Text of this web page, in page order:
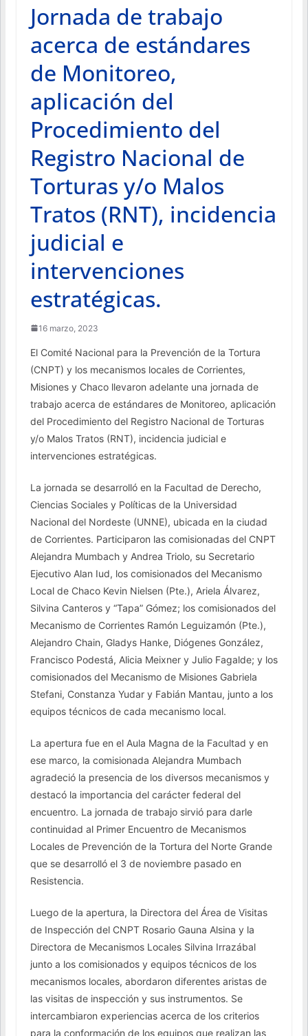
Jornada de trabajo
acerca de estándares
de Monitoreo,
aplicación del
Procedimiento del
Registro Nacional de
Torturas y/o Malos
Tratos (RNT), incidencia
judicial e
intervenciones
estratégicas.
16 marzo, 2023
El Comité Nacional para la Prevención de la Tortura
(CNPT) y los mecanismos locales de Corrientes,
Misiones y Chaco llevaron adelante una jornada de
trabajo acerca de estándares de Monitoreo, aplicación
del Procedimiento del Registro Nacional de Torturas
y/o Malos Tratos (RNT), incidencia judicial e
intervenciones estratégicas.
La jornada se desarrolló en la Facultad de Derecho,
Ciencias Sociales y Políticas de la Universidad
Nacional del Nordeste (UNNE), ubicada en la ciudad
de Corrientes. Participaron las comisionadas del CNPT
Alejandra Mumbach y Andrea Triolo, su Secretario
Ejecutivo Alan Iud, los comisionados del Mecanismo
Local de Chaco Kevin Nielsen (Pte.), Ariela Álvarez,
Silvina Canteros y “Tapa” Gómez; los comisionados del
Mecanismo de Corrientes Ramón Leguizamón (Pte.),
Alejandro Chain, Gladys Hanke, Diógenes González,
Francisco Podestá, Alicia Meixner y Julio Fagalde; y los
comisionados del Mecanismo de Misiones Gabriela
Stefani, Constanza Yudar y Fabián Mantau, junto a los
equipos técnicos de cada mecanismo local.
La apertura fue en el Aula Magna de la Facultad y en
ese marco, la comisionada Alejandra Mumbach
agradeció la presencia de los diversos mecanismos y
destacó la importancia del carácter federal del
encuentro. La jornada de trabajo sirvió para darle
continuidad al Primer Encuentro de Mecanismos
Locales de Prevención de la Tortura del Norte Grande
que se desarrolló el 3 de noviembre pasado en
Resistencia.
Luego de la apertura, la Directora del Área de Visitas
de Inspección del CNPT Rosario Gauna Alsina y la
Directora de Mecanismos Locales Silvina Irrazábal
junto a los comisionados y equipos técnicos de los
mecanismos locales, abordaron diferentes aristas de
las visitas de inspección y sus instrumentos. Se
intercambiaron experiencias acerca de los criterios
para la conformación de los equipos que realizan las